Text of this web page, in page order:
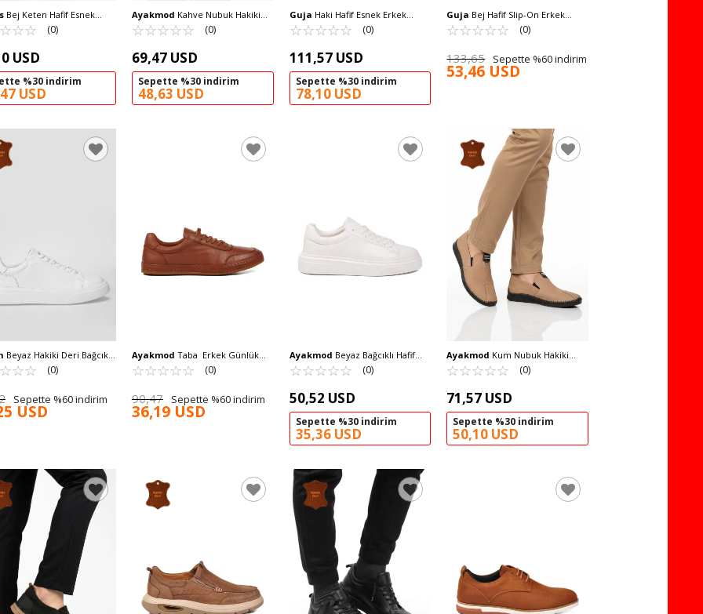
Bej Keten Hafif Esnek
Ayakkabı 2308 M
☆☆☆
★★★ (0)
USD
%30 indirim
USD
Ayakmod Kahve Nubuk Hakiki
Deri Erkek Casual Ayakkabı 62401
M
☆☆☆☆☆
★★★★★ (0)
69,47 USD
Sepette %30 indirim
48,63 USD
Guja
Casual Ayakkabı 26Y518 M
☆☆☆☆☆
★★★★★ (0)
111,57 USD
Sepette %30 indirim
78,10 USD
Guja Bej Hafif Slip-On Erkek
Casual Ayakkabı 25Y501-6 M
☆☆☆☆☆
★★★★★ (0)
133,65 Sepette %60 indirim
53,46 USD
Beyaz Hakiki Deri Bağcıklı
Sneaker Tommy M
☆☆☆
★★★ (0)
Sepette %60 indirim
USD
Ayakmod Taba Erkek Günlük
Ayakkabı 245535 M
☆☆☆☆☆
★★★★★ (0)
90,47 Sepette %60 indirim
36,19 USD
Ayakmod Beyaz Bağcıklı Hafif
Esnek Erkek Casual Ayakkabı 554
M
☆☆☆☆☆
★★★★★ (0)
50,52 USD
Sepette %30 indirim
35,36 USD
Ayakmod Kum Nubuk Hakiki
Deri Ortopedik Erkek Casual
Ayakkabı 308 M
☆☆☆☆☆
★★★★★ (0)
71,57 USD
Sepette %30 indirim
50,10 USD